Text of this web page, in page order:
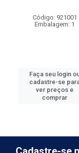
Código: 921001
Embalagem: 1
Faça seu login
cadastre-se
ver preços e
comprar